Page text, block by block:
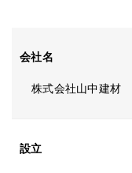
会社名
株式会社山中建材
設立